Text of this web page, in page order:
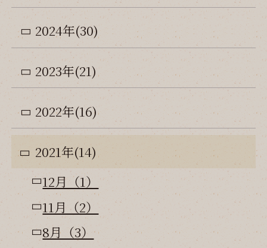
2024年(30)
2023年(21)
2022年(16)
2021年(14)
12月（1）
11月（2）
8月（3）